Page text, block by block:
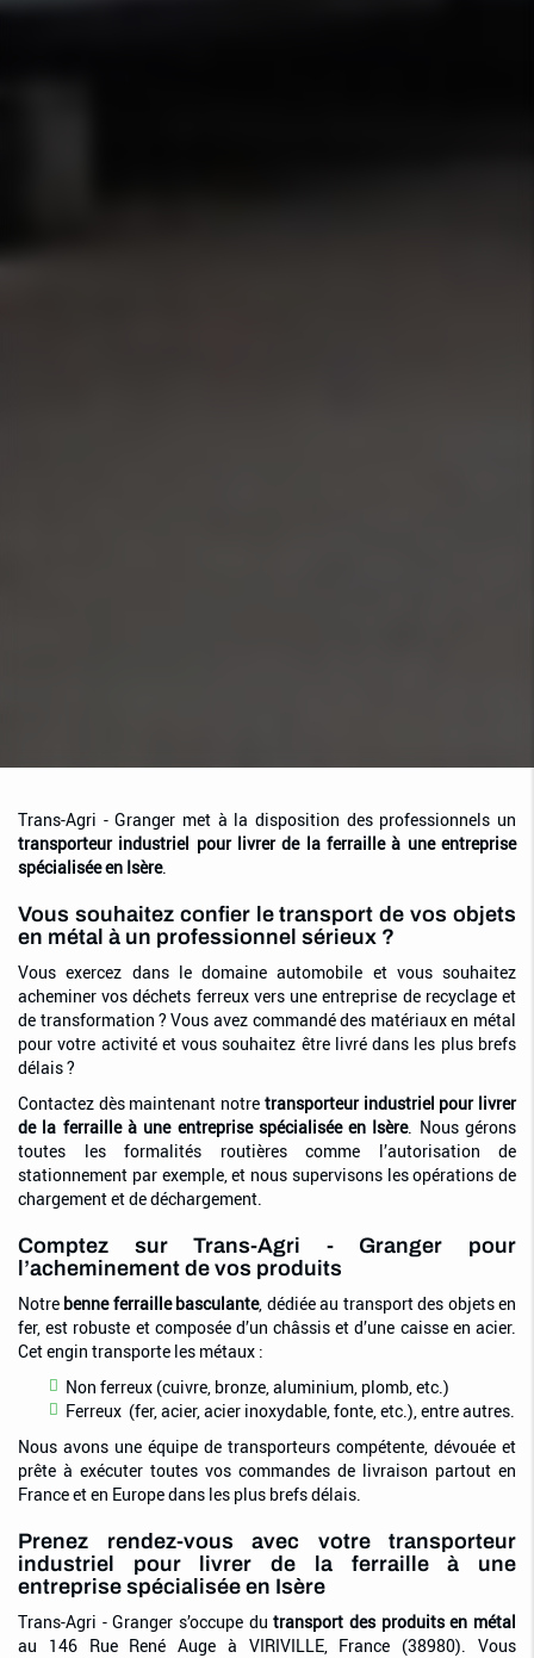
Trans-Agri - Granger met à la disposition des professionnels un
transporteur industriel pour livrer de la ferraille à une entreprise
spécialisée en Isère.
Vous souhaitez confier le transport de vos objets
en métal à un professionnel sérieux ?
Vous exercez dans le domaine automobile et vous souhaitez
acheminer vos déchets ferreux vers une entreprise de recyclage et
de transformation ? Vous avez commandé des matériaux en métal
pour votre activité et vous souhaitez être livré dans les plus brefs
délais ?
Contactez dès maintenant notre transporteur industriel pour livrer
de la ferraille à une entreprise spécialisée en Isère. Nous gérons
toutes les formalités routières comme l’autorisation de
stationnement par exemple, et nous supervisons les opérations de
chargement et de déchargement.
Comptez sur Trans-Agri - Granger pour
l’acheminement de vos produits
Notre benne ferraille basculante, dédiée au transport des objets en
fer, est robuste et composée d’un châssis et d’une caisse en acier.
Cet engin transporte les métaux :
Non ferreux (cuivre, bronze, aluminium, plomb, etc.)
Ferreux (fer, acier, acier inoxydable, fonte, etc.), entre autres.
Nous avons une équipe de transporteurs compétente, dévouée et
prête à exécuter toutes vos commandes de livraison partout en
France et en Europe dans les plus brefs délais.
Prenez rendez-vous avec votre transporteur
industriel pour livrer de la ferraille à une
entreprise spécialisée en Isère
Trans-Agri - Granger s’occupe dutransport des produits en métal
au 146 Rue René Auge à VIRIVILLE, France (38980). Vous